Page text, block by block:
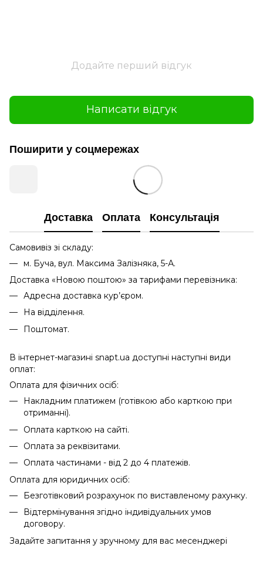
Додайте перший відгук
Написати відгук
Поширити у соцмережах
Доставка Оплата Консультація
Самовивіз зі складу:
м. Буча, вул. Максима Залізняка, 5-А.
Доставка «Новою поштою» за тарифами перевізника:
Адресна доставка кур’єром.
На відділення.
Поштомат.
В інтернет-магазині snapt.ua доступні наступні види
оплат:
Оплата для фізичних осіб:
Накладним платижем (готівкою або карткою при
отриманні).
Оплата карткою на сайті.
Оплата за реквізитами.
Оплата частинами - від 2 до 4 платежів.
Оплата для юридичних осіб:
Безготівковий розрахунок по виставленому рахунку.
Відтермінування згідно індивідуальних умов
договору.
Задайте запитання у зручному для вас месенджері